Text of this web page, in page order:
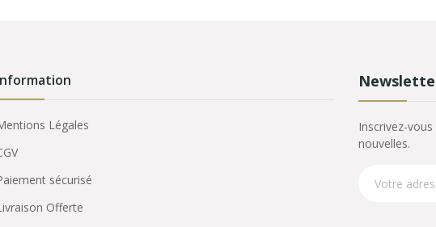
Légales
sécurisé
Offerte
Inscrivez-
nouvelles.